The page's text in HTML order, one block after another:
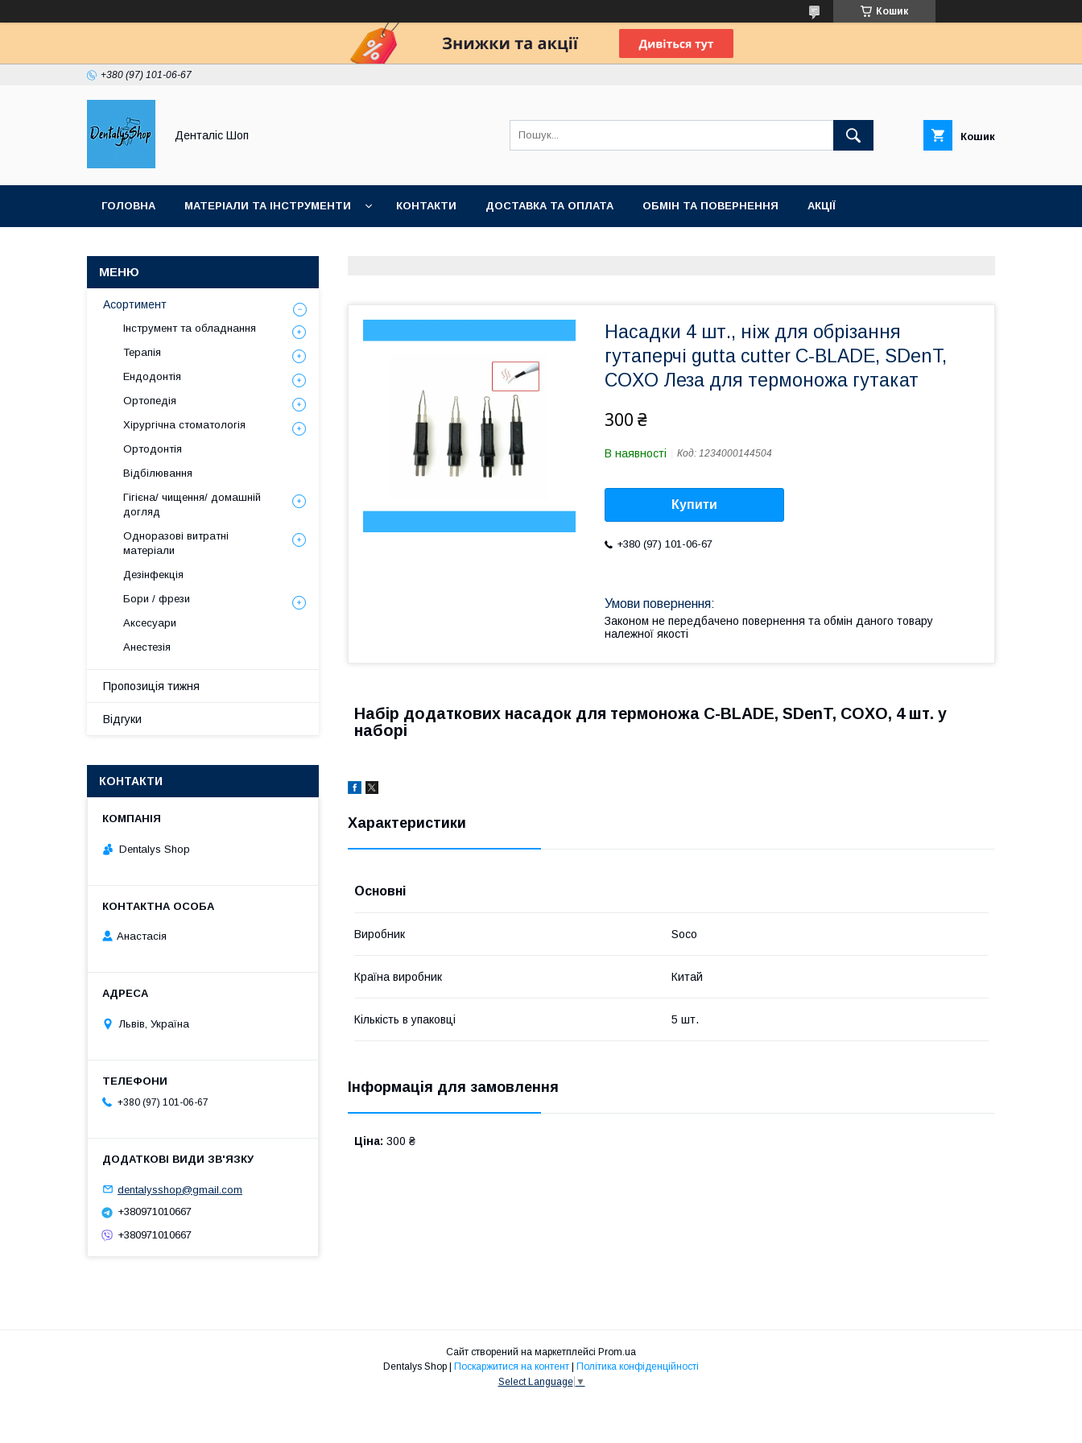
Кошик
+380 (97) 101-06-67
Денталіс Шоп Кошик
ГОЛОВНА МАТЕРІАЛИ ТА ІНСТРУМЕНТИ КОНТАКТИ ДОСТАВКА ТА ОПЛАТА ОБМІН ТА ПОВЕРНЕННЯ АКЦІЇ
Насадки 4 шт., ніж для обрізання
гутаперчі gutta cutter C-BLADE, SDenT,
COXO Леза для термоножа гутакат
300 ₴
В наявності Код: 1234000144504
Купити
+380 (97) 101-06-67
Законом не передбачено повернення та обмін даного товару
належної якості
Набір додаткових насадок для термоножа C-BLADE, SDenT, COXO, 4 шт. у
наборі
Характеристики
Основні
Виробник Soco
Країна виробник Китай
Кількість в упаковці 5 шт.
Інформація для замовлення
Ціна: 300 ₴
Асортимент
Інструмент та обладнання
Терапія
Ендодонтія
Ортопедія
Хірургічна стоматологія
Ортодонтія
Відбілювання
Гігієна/ чищення/ домашній
догляд
Одноразові витратні
матеріали
Дезінфекція
Бори / фрези
Аксесуари
Анестезія
Пропозиція тижня
Відгуки
КОНТАКТИ
Dentalys Shop
Анастасія
Львів, Україна
+380 (97) 101-06-67
dentalysshop@gmail.com
+380971010667
+380971010667
Сайт створений на маркетплейсі Prom.ua
Поскаржитися на контент
Політика конфіденційності
Select Language ▼